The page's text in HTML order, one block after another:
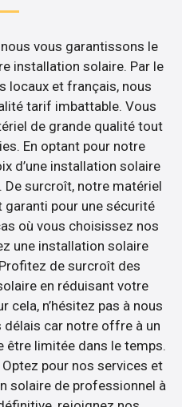
vous garantissons le
installation solaire. Par le
locaux et français, nous
tarif imbattable. Vous
de grande qualité tout
En optant pour notre
d’une installation solaire
surcroît, notre matériel
pour une sécurité
où vous choisissez nos
une installation solaire
de surcroît des
en réduisant votre
cela, n’hésitez pas à nous
délais car notre offre à un
limitée dans le temps.
pour nos services et
solaire de professionnel à